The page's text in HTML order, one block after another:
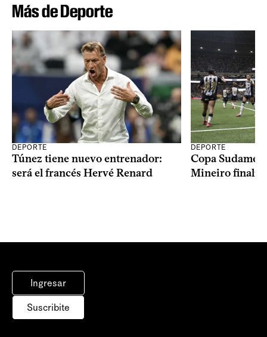
Más de Deporte
DEPORTE
Túnez tiene nuevo entrenador:
será el francés Hervé Renard
DEPORTE
Copa
Mineiro
Ingresar
Suscribite